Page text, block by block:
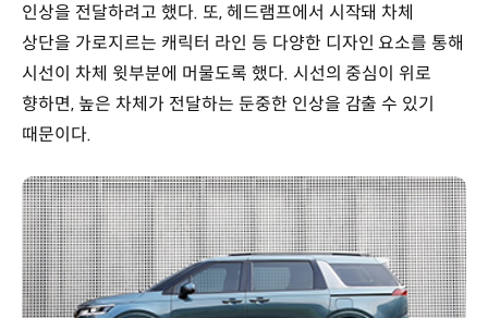
인상을 전달하려고 했다. 또, 헤드램프에서 시작돼 차체
상단을 가로지르는 캐릭터 라인 등 다양한 디자인 요소를 통해
시선이 차체 윗부분에 머물도록 했다. 시선의 중심이 위로
향하면, 높은 차체가 전달하는 둔중한 인상을 감출 수 있기
때문이다.